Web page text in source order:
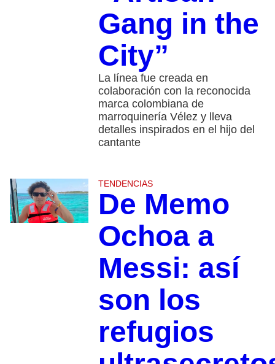
Gang in the
City”
La línea fue creada en
colaboración con la reconocida
marca colombiana de
marroquinería Vélez y lleva
detalles inspirados en el hijo del
cantante
TENDENCIAS
De Memo
Ochoa a
Messi: así
son los
refugios